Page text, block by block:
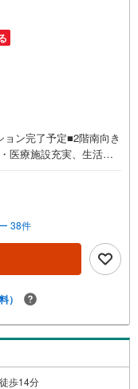
ン完了予定■2階南向き
医療施設充実、生活環
休）こちらの時間帯
ズにご案内できますぜ
スライフソリューショ
提携金利〔一例〕東
利全期間引下げプラン⇒
0.89％》と某信用金庫
分まで（審査・要件が
接ご対応ライフプラン
プレミアムなど多彩な
38件
）
歩14分